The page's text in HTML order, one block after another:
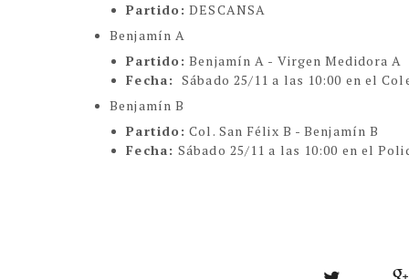
Partido: DESCANSA
Benjamín A
Partido: Benjamín A - Virgen Medidora A
Fecha: Sábado 25/11 a las 10:00 en el
Benjamín B
Partido: Col. San Félix B - Benjamín B
Fecha:Sábado 25/11 a las 10:00 en el